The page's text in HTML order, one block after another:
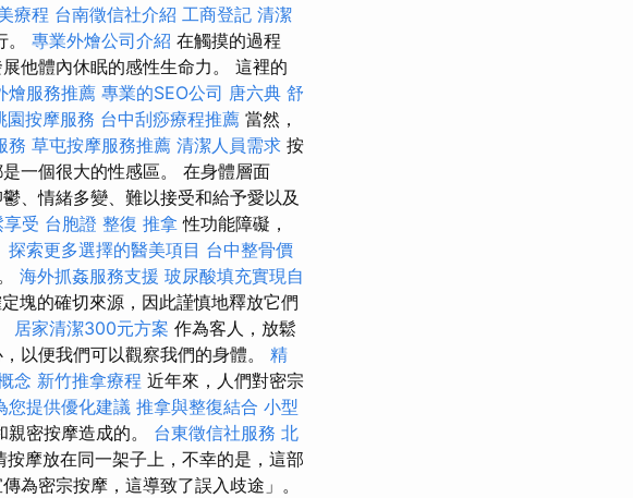
療程 台南徵信社介紹 工商登記 清潔
專業外燴公司介紹 在觸摸的過程
他體內休眠的感性生命力。 這裡的
燴服務推薦 專業的SEO公司 唐六典 舒
園按摩服務 台中刮痧療程推薦 當然，
務 草屯按摩服務推薦 清潔人員需求 按
一個很大的性感區。 在身體層面
、情緒多變、難以接受和給予愛以及
受 台胞證 整復 推拿 性功能障礙，
探索更多選擇的醫美項目 台中整骨價
海外抓姦服務支援 玻尿酸填充實現自
塊的確切來源，因此謹慎地釋放它們
居家清潔300元方案 作為客人，放鬆
以便我們可以觀察我們的身體。 精
念 新竹推拿療程 近年來，人們對密宗
您提供優化建議 推拿與整復結合 小型
密按摩造成的。 台東徵信社服務 北
按摩放在同一架子上，不幸的是，這部
為密宗按摩，這導致了誤入歧途」。